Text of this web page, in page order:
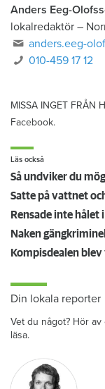
Anders Eeg-
lokalredaktör –
anders.eeg-
010-459 17 12
MISSA INGET FRÅN
Facebook.
Läs också
Din lokala reporter
Vet du något? Hör
läsa.